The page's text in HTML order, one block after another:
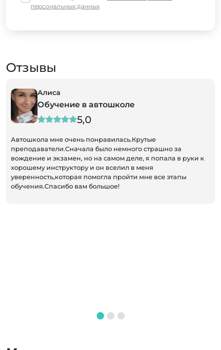
персональных данных
Отзывы
Алиса
Обучение в автошколе
5,0
Автошкола мне очень понравилась.Крутые
преподаватели.Сначала было немного страшно за
вождение и экзамен, но на самом деле, я попала в руки к
хорошему инструктору и он вселил в меня
уверенность,которая помогла пройти мне все этапы
обучения.Спасибо вам большое!